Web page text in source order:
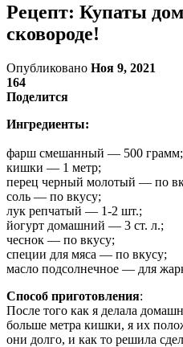
Рецепт: Купаты
сковороде!
Опубликовано Ноя 9, 2021
164
Поделится
Ингредиенты:
фарш смешанный — 500 грамм;
кишки — 1 метр;
перец черный молотый — по
соль — по вкусу;
лук репчатый — 1-2 шт.;
йогурт домашний — 3 ст. л.;
чеснок — по вкусу;
специи для мяса — по вкусу;
масло подсолнечное — для
Способ приготовления:
После того как я делала
больше метра кишки, я их
они долго, и как то решила